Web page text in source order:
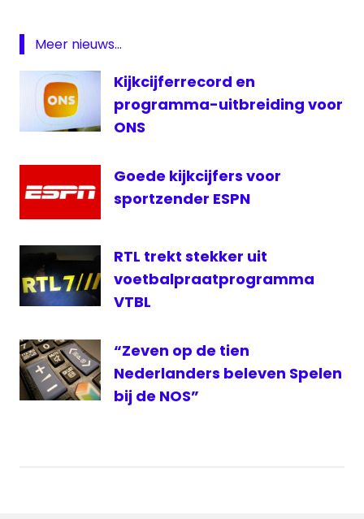
Meer nieuws...
Kijkcijferrecord en
programma-uitbreiding voor
ONS
Goede kijkcijfers voor
sportzender ESPN
RTL trekt stekker uit
voetbalpraatprogramma
VTBL
“Zeven op de tien
Nederlanders beleven Spelen
bij de NOS”